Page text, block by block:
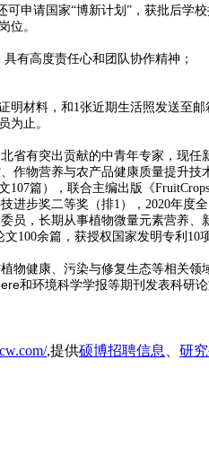
可申请国家“博新计划 ” ，获批后学
位。
具有高度责任心和团队协作精神；
明材料，和 1 张近期生活照发送至邮
为止。
省有突出贡献的中青年专家，现
作物营养与农产品健康质量提升技
107篇），联合主编出版《
进步奖二等奖（排1 ）， 2020年度
员，长期从事植物微量元素营养
文100余篇，获授权国家发明专利 10
物健康、污染与修复生态等相关领
和环境科学学报等期刊发表科研
,提供硕博招聘信息 研